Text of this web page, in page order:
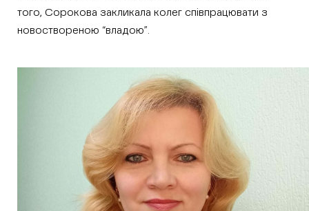
того, Сорокова закликала колег співпрацювати з
новоствореною “владою”.